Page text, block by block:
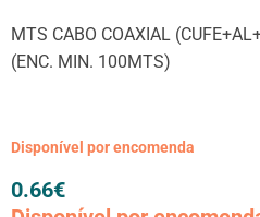
MTS CABO COAXIAL
(ENC. MIN. 100MTS)
Disponível por encomenda
0.66€